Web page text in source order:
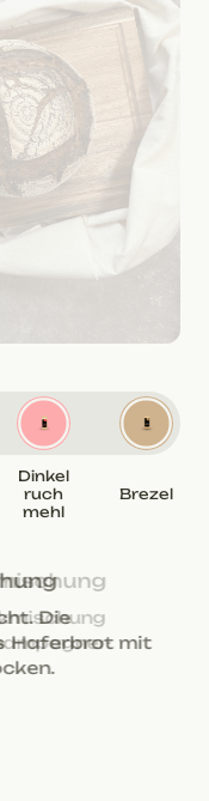
Dinkel
ruch
mehl
Brezel
Champagner-